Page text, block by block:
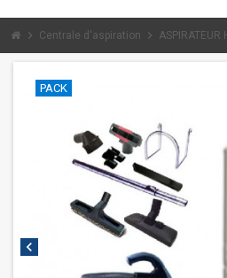
chevron_right Centrale d'aspiration chevron_right ASPIRATEUR
chevron_left
PACK